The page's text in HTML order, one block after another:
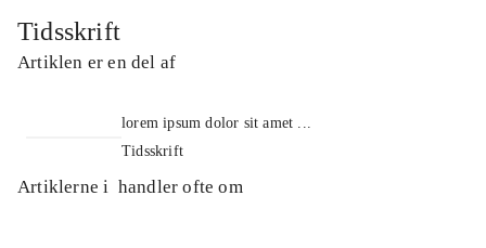
Tidsskrift
Artiklen er en del af
lorem ipsum dolor sit amet ...
Tidsskrift
Artiklerne i handler ofte om